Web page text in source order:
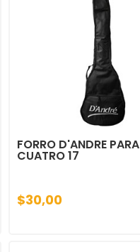
FORRO D'ANDRE PARA
CUATRO 17
$30,00